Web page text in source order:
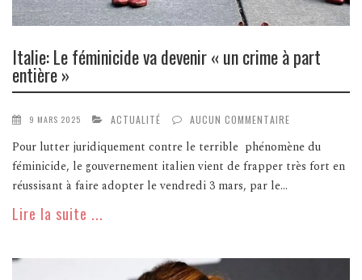
Italie: Le féminicide va devenir « un crime à part
entière »
9 MARS 2025 ACTUALITÉ AUCUN COMMENTAIRE
Pour lutter juridiquement contre le terrible phénomène du
féminicide, le gouvernement italien vient de frapper très fort en
réussisant à faire adopter le vendredi 3 mars, par le...
Lire la suite ...